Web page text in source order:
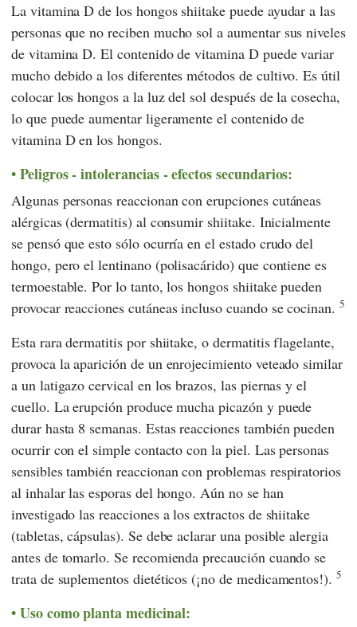
La vitamina D de los hongos shiitake puede ayudar a las
personas que no reciben mucho sol a aumentar sus niveles
de vitamina D. El contenido de vitamina D puede variar
mucho debido a los diferentes métodos de cultivo. Es útil
colocar los hongos a la luz del sol después de la cosecha,
lo que puede aumentar ligeramente el contenido de
vitamina D en los hongos.
Peligros - intolerancias - efectos secundarios:
Algunas personas reaccionan con erupciones cutáneas
alérgicas (dermatitis) al consumir shiitake. Inicialmente
se pensó que esto sólo ocurría en el estado crudo del
hongo, pero el lentinano (polisacárido) que contiene es
termoestable. Por lo tanto, los hongos shiitake pueden
provocar reacciones cutáneas incluso cuando se cocinan. 5
Esta rara dermatitis por shiitake, o dermatitis flagelante,
provoca la aparición de un enrojecimiento veteado similar
a un latigazo cervical en los brazos, las piernas y el
cuello. La erupción produce mucha picazón y puede
durar hasta 8 semanas. Estas reacciones también pueden
ocurrir con el simple contacto con la piel. Las personas
sensibles también reaccionan con problemas respiratorios
al inhalar las esporas del hongo. Aún no se han
investigado las reacciones a los extractos de shiitake
(tabletas, cápsulas). Se debe aclarar una posible alergia
antes de tomarlo. Se recomienda precaución cuando se
trata de suplementos dietéticos (¡no de medicamentos!). 5
Uso como planta medicinal: